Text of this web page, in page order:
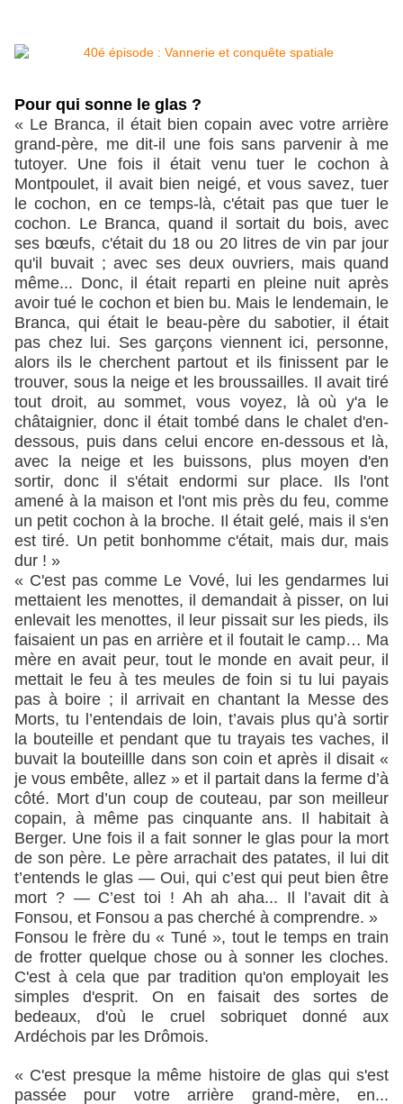
Pour qui sonne le glas ?
« Le Branca, il était bien copain avec votre arrière
grand-père, me dit-il une fois sans parvenir à me
tutoyer. Une fois il était venu tuer le cochon à
Montpoulet, il avait bien neigé, et vous savez, tuer
le cochon, en ce temps-là, c'était pas que tuer le
cochon. Le Branca, quand il sortait du bois, avec
ses bœufs, c'était du 18 ou 20 litres de vin par jour
qu'il buvait ; avec ses deux ouvriers, mais quand
même... Donc, il était reparti en pleine nuit après
avoir tué le cochon et bien bu. Mais le lendemain, le
Branca, qui était le beau-père du sabotier, il était
pas chez lui. Ses garçons viennent ici, personne,
alors ils le cherchent partout et ils finissent par le
trouver, sous la neige et les broussailles. Il avait tiré
tout droit, au sommet, vous voyez, là où y'a le
châtaignier, donc il était tombé dans le chalet d'en-
dessous, puis dans celui encore en-dessous et là,
avec la neige et les buissons, plus moyen d'en
sortir, donc il s'était endormi sur place. Ils l'ont
amené à la maison et l'ont mis près du feu, comme
un petit cochon à la broche. Il était gelé, mais il s'en
est tiré. Un petit bonhomme c'était, mais dur, mais
dur ! »
« C'est pas comme Le Vové, lui les gendarmes lui
mettaient les menottes, il demandait à pisser, on lui
enlevait les menottes, il leur pissait sur les pieds, ils
faisaient un pas en arrière et il foutait le camp… Ma
mère en avait peur, tout le monde en avait peur, il
mettait le feu à tes meules de foin si tu lui payais
pas à boire ; il arrivait en chantant la Messe des
Morts, tu l’entendais de loin, t’avais plus qu’à sortir
la bouteille et pendant que tu trayais tes vaches, il
buvait la bouteillle dans son coin et après il disait «
je vous embête, allez » et il partait dans la ferme d’à
côté. Mort d’un coup de couteau, par son meilleur
copain, à même pas cinquante ans. Il habitait à
Berger. Une fois il a fait sonner le glas pour la mort
de son père. Le père arrachait des patates, il lui dit
t’entends le glas — Oui, qui c’est qui peut bien être
mort ? — C’est toi ! Ah ah aha... Il l’avait dit à
Fonsou, et Fonsou a pas cherché à comprendre. »
Fonsou le frère du « Tuné », tout le temps en train
de frotter quelque chose ou à sonner les cloches.
C'est à cela que par tradition qu'on employait les
simples d'esprit. On en faisait des sortes de
bedeaux, d'où le cruel sobriquet donné aux
Ardéchois par les Drômois.
« C'est presque la même histoire de glas qui s'est
passée pour votre arrière grand-mère, en...